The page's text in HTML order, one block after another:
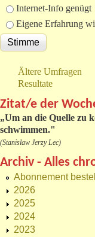
Internet-Info genügt
Eigene Erfahrung
Ältere Umfragen
Resultate
Zitat/e der
„Um an die Quelle zu
schwimmen."
(Stanislaw Jerzy Lec)
Archiv - Alles
Abonnement
2026
2025
2024
2023